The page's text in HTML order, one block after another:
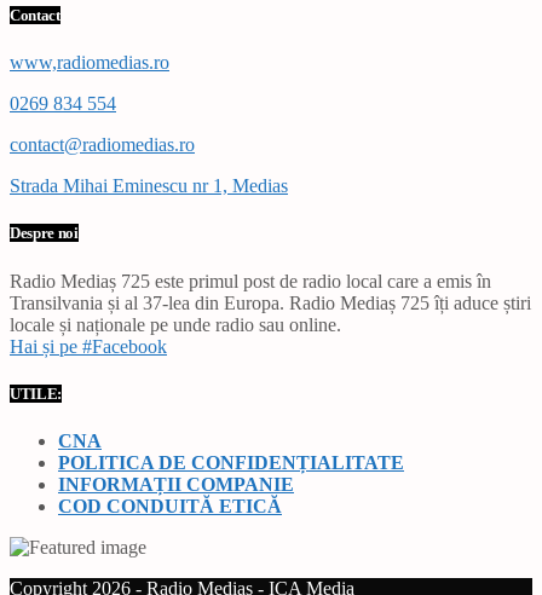
Contact
www,radiomedias.ro
0269 834 554
contact@radiomedias.ro
Strada Mihai Eminescu nr 1, Medias
Despre noi
Radio Mediaș 725 este primul post de radio local care a emis în
Transilvania și al 37-lea din Europa. Radio Mediaș 725 îți aduce știri
locale și naționale pe unde radio sau online.
Hai și pe #Facebook
UTILE:
CNA
POLITICA DE CONFIDENȚIALITATE
INFORMAȚII COMPANIE
COD CONDUITĂ ETICĂ
Copyright 2026 - Radio Mediaș - ICA Media